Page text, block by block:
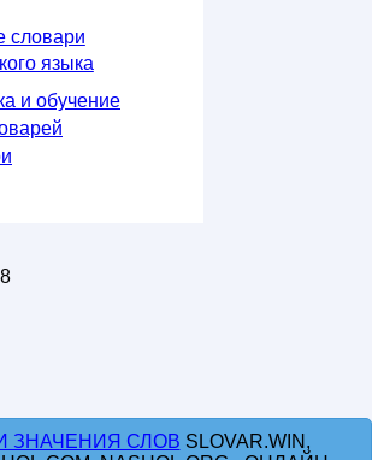
словари
языка
и обучение
ЗНАЧЕНИЯ СЛОВ SLOVAR.WIN,